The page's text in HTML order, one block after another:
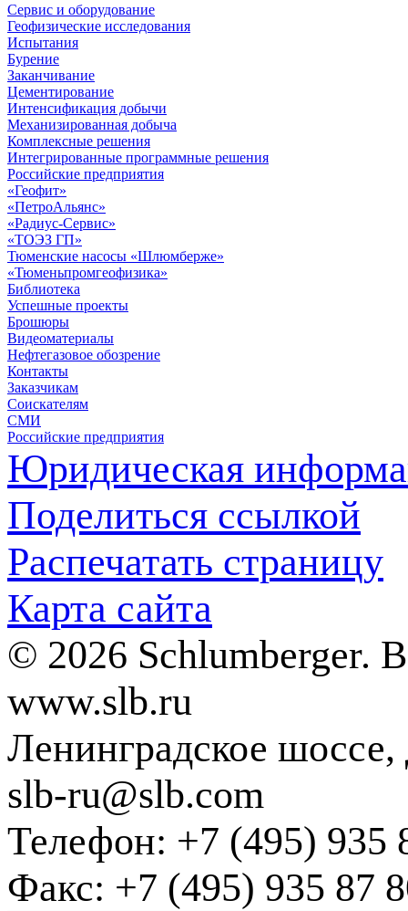
Сервис и оборудование
Геофизические исследования
Испытания
Бурение
Заканчивание
Цементирование
Интенсификация добычи
Механизированная добыча
Комплексные решения
Интегрированные программные решения
Российские предприятия
«Геофит»
«ПетроАльянс»
«Радиус-Сервис»
«ТОЭЗ ГП»
Тюменские насосы «Шлюмберже»
«Тюменьпромгеофизика»
Библиотека
Успешные проекты
Брошюры
Видеоматериалы
Нефтегазовое обозрение
Контакты
Заказчикам
Соискателям
СМИ
Российские предприятия
Юридическая
Поделиться ссылкой
Распечатать страницу
Карта сайта
© 2026 Schlumberger.
www.slb.ru
Ленинградское
slb-ru@slb.com
Телефон: +7 (495) 935
Факс: +7 (495) 935 87